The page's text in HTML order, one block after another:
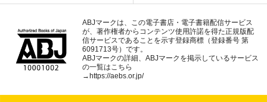
ABJマークは、この電子書店・電子書籍配信サービス
が、著作権者からコンテンツ使用許諾を得た正規版配
信サービスであることを示す登録商標（登録番号 第
6091713号）です。
ABJマークの詳細、ABJマークを掲示しているサービス
の一覧はこちら
→ https://aebs.or.jp/